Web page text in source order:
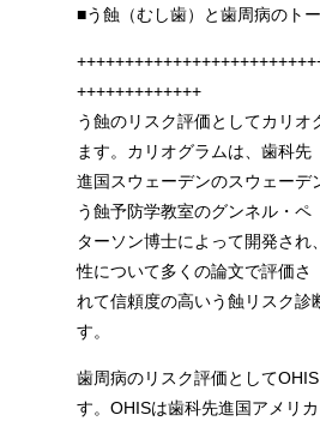
■う蝕（むし歯）と歯周病のト
+++++++++++++
う蝕のリスク評価としてカリオ
ます。カリオグラムは、歯科先
進国スウェーデンのスウェーデ
う蝕予防学教室のグンネル・ペ
ターソン博士によって開発され
性について多くの論文で評価さ
れて信頼度の高いう蝕リスク診
す。
歯周病のリスク評価として
す。OHISは歯科先進国アメリカ